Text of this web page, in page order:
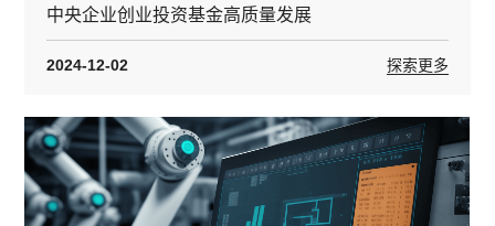
中央企业创业投资基金高质量发展
2024-12-02 探索更多